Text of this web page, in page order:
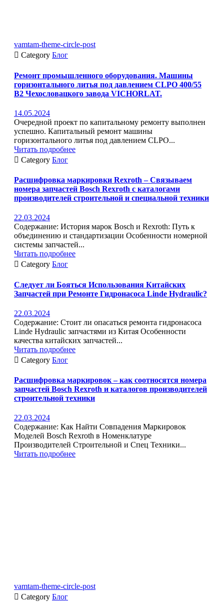
vamtam-theme-circle-post
 Category Блог
Ремонт промышленного оборудования. Машины
горизонтального литья под давлением CLPO 400/55
B2 Чехословацкого завода VICHORLAT.
14.05.2024
Очередной проект по капитальному ремонту выполнен
успешно. Капитальный ремонт машины
горизонтального литья под давлением CLPO...
Читать подробнее
 Category Блог
Расшифровка маркировки Rexroth – Связываем
номера запчастей Bosch Rexroth с каталогами
производителей строительной и специальной техники
22.03.2024
Содержание: История марок Bosch и Rexroth: Путь к
объединению и стандартизации Особенности номерной
системы запчастей...
Читать подробнее
 Category Блог
Следует ли Бояться Использования Китайских
Запчастей при Ремонте Гидронасоса Linde Hydraulic?
22.03.2024
Содержание: Стоит ли опасаться ремонта гидронасоса
Linde Hydraulic запчастями из Китая Особенности
качества китайских запчастей...
Читать подробнее
 Category Блог
Расшифровка маркировок – как соотносятся номера
запчастей Bosch Rexroth и каталогов производителей
строительной техники
22.03.2024
Содержание: Как Найти Совпадения Маркировок
Моделей Bosch Rexroth в Номенклатуре
Производителей Строительной и Спец Техники...
Читать подробнее
vamtam-theme-circle-post
 Category Блог